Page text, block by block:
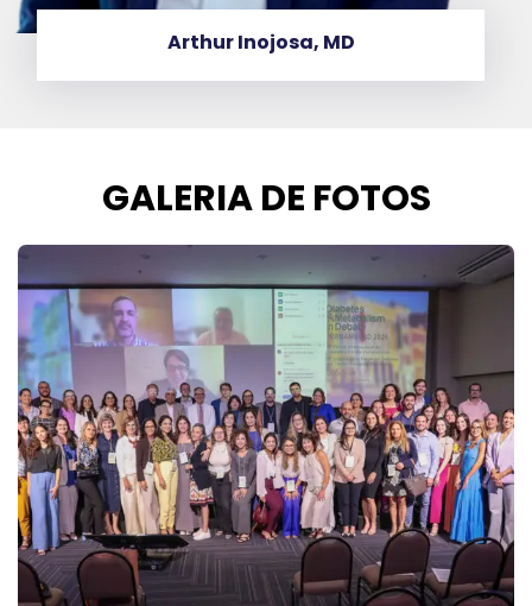
Inojosa, MD
GALERIA DE FOTOS